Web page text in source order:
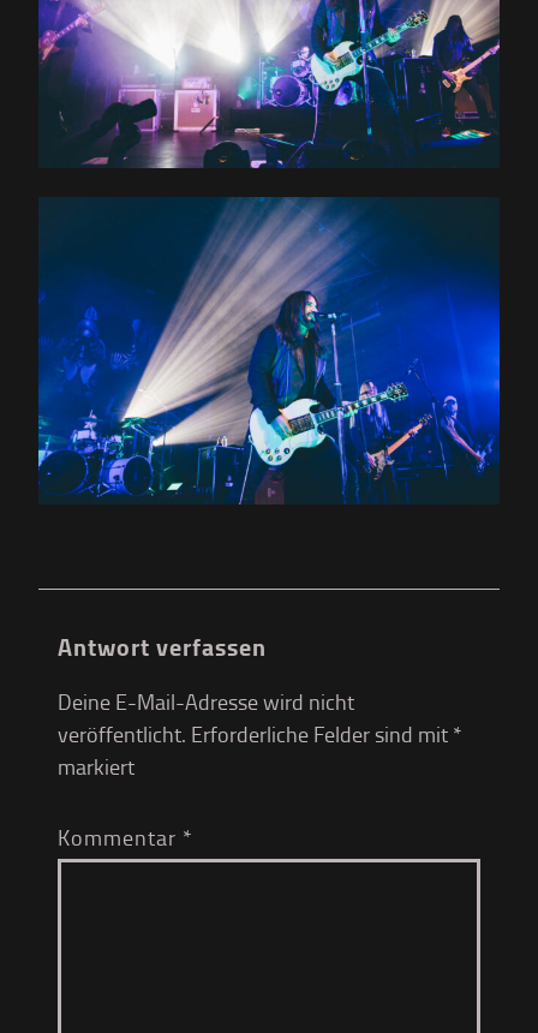
Antwort verfassen
Deine E-Mail-Adresse wird nicht
veröffentlicht. Erforderliche Felder sind mit *
markiert
Kommentar *